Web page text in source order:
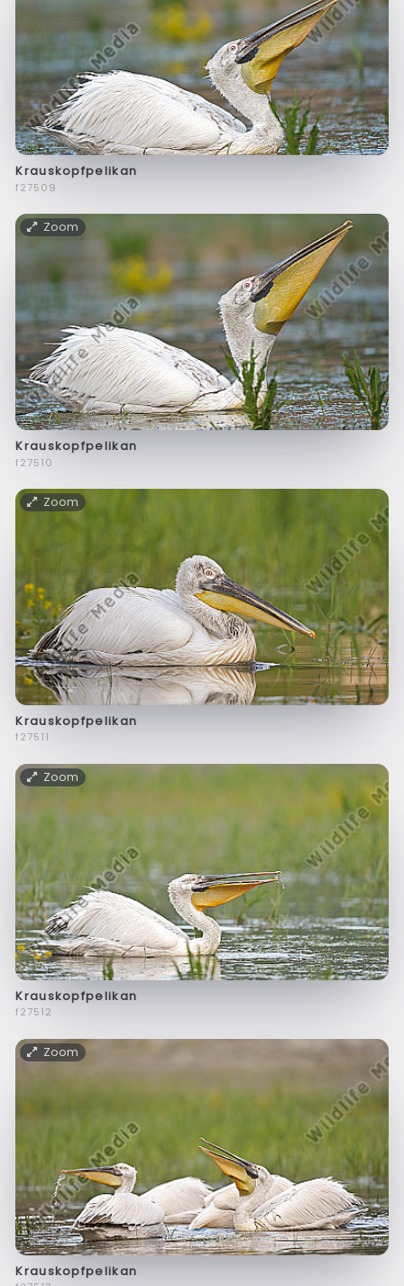
Krauskopfpelikan
f27509
Zoom
Krauskopfpelikan
f27510
Zoom
Krauskopfpelikan
f27511
Zoom
Krauskopfpelikan
f27512
Zoom
Krauskopfpelikan